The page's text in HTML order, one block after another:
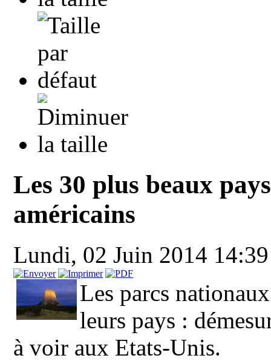
Les 30 plus beaux
américains
Lundi, 02 Juin 2014
Les parcs
leurs pays :
à voir aux Etats-Unis.